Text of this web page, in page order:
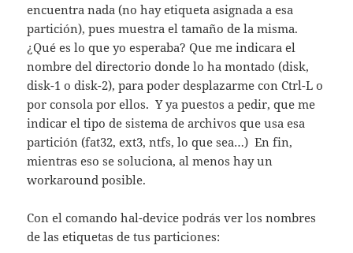
encuentra nada (no hay etiqueta asignada a esa
partición), pues muestra el tamaño de la misma.
¿Qué es lo que yo esperaba? Que me indicara el
nombre del directorio donde lo ha montado (disk,
disk-1 o disk-2), para poder desplazarme con Ctrl-L o
por consola por ellos. Y ya puestos a pedir, que me
indicar el tipo de sistema de archivos que usa esa
partición (fat32, ext3, ntfs, lo que sea…) En fin,
mientras eso se soluciona, al menos hay un
workaround posible.
Con el comando hal-device podrás ver los nombres
de las etiquetas de tus particiones: